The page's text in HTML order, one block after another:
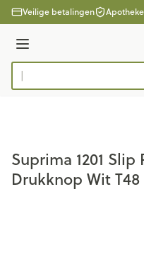
Ga naar de inhoud
Veilige betalingen
Menu
Product, merk, categorie...
Suprima 1201
Drukknop Wit T48